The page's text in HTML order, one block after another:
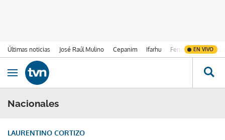
Últimas noticias José Raúl Mulino Cepanim Ifarhu Fenómeno de El
EN VIVO
Ir al contenido
Obrir navegació
Nacionales
LAURENTINO CORTIZO